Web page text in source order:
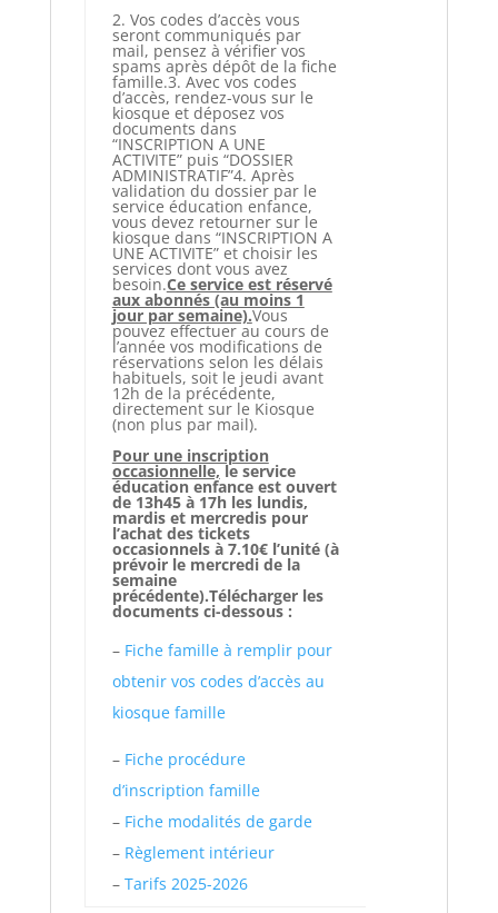
2. Vos codes d’accès vous
seront communiqués par
mail, pensez à vérifier vos
spams après dépôt de la fiche
famille.3. Avec vos codes
d’accès, rendez-vous sur le
kiosque et déposez vos
documents dans
“INSCRIPTION A UNE
ACTIVITE” puis “DOSSIER
ADMINISTRATIF”4. Après
validation du dossier par le
service éducation enfance,
vous devez retourner sur le
kiosque dans “INSCRIPTION A
UNE ACTIVITE” et choisir les
services dont vous avez
besoin.Ce service est réservé
aux abonnés (au moins 1
jour par semaine).Vous
pouvez effectuer au cours de
l’année vos modifications de
réservations selon les délais
habituels, soit le jeudi avant
12h de la précédente,
directement sur le Kiosque
(non plus par mail).
Pour une inscription
occasionnelle,le service
éducation enfance est ouvert
de 13h45 à 17h les lundis,
mardis et mercredis pour
l’achat des tickets
occasionnels à 7.10€ l’unité (à
prévoir le mercredi de la
semaine
précédente).Télécharger les
documents ci-dessous :
–Fiche famille à remplir pour
obtenir vos codes d’accès au
kiosque famille
– Fiche procédure
d’inscription famille
– Fiche modalités de garde
– Règlement intérieur
–Tarifs 2025-2026